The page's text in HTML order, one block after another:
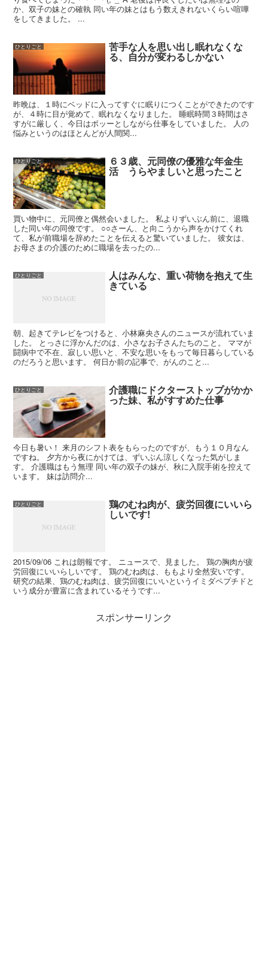
か、双子の妹との確執 同い年の妹とはもう数えきれないくらい喧嘩
をしてきました。 ...
ひとりごと 苦手な人を思い出し眠れなくな
る、自分が変わるしかない
昨晩は、１時にベッドに入ってすぐに眠りにつくことができたのです
が、４時に目が覚めて、眠れなくなりました。 睡眠時間３時間はさ
すがに厳しく、今日はボッーとしながら仕事をしていました。 人の
悩みというのはほとんどが人間関...
ひとりごと ６３歳、元同僚の優雅な年金生
活 うらやましいと思ったこと
買い物中に、元同僚と偶然会いました。 私よりずいぶん前に、退職
した同い年の同僚です。 ○○さーん、と向こうから声をかけてくれ
て、私が前職場を辞めたことを伝えると驚いていました。 彼女は、
お母さまの介護のために職場を去ったの...
ひとりごと 人はみんな、重い荷物を抱えて生
きている
朝、起きてテレビをつけると、小林麻央さんのニュースが流れていま
した。 とっさに浮かんだのは、小さなお子さんたちのこと。 ママが
闘病中で不在、寂しい思いと、不安な思いをもって毎日暮らしている
のだろうと思います。 何日か前の記事で、がんのこと...
ひとりごと 介護職にドクターストップがかか
った妹、私がすすめた仕事
今日も暑い！ 来月のシフト表をもらったのですが、もう１０月なん
ですね。 夕方から夜にかけては、ずいぶん涼しくなった気がしま
す。 介護職はもう無理 同い年の双子の妹が、秋に入院手術を控えて
います。 妹は訪問介...
ひとりごと 鶏のむね肉が、疲労回復にいいら
しいです!
2015/09/06 これは朗報です。 ニュースで、見ました。 鶏の胸肉が疲
労回復にいいらしいです。 鶏のむね肉は、ももより全然安いです。
研究の結果、鶏のむね肉は、疲労回復にいいというイミダペプチドと
いう成分が豊富に含まれているそうです...
スポンサーリンク